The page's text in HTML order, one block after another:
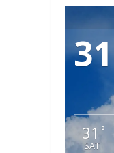
31
31 °
SAT